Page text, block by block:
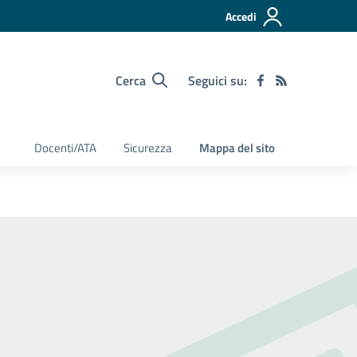
Accedi
Cerca Seguici su:
Docenti/ATA Sicurezza Mappa del sito